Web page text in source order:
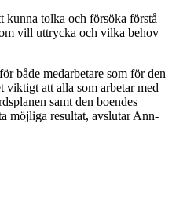
kunna tolka och försöka förstå
vill uttrycka och vilka behov
både medarbetare som för den
viktigt att alla som arbetar med
samt den boendes
möjliga resultat, avslutar Ann-